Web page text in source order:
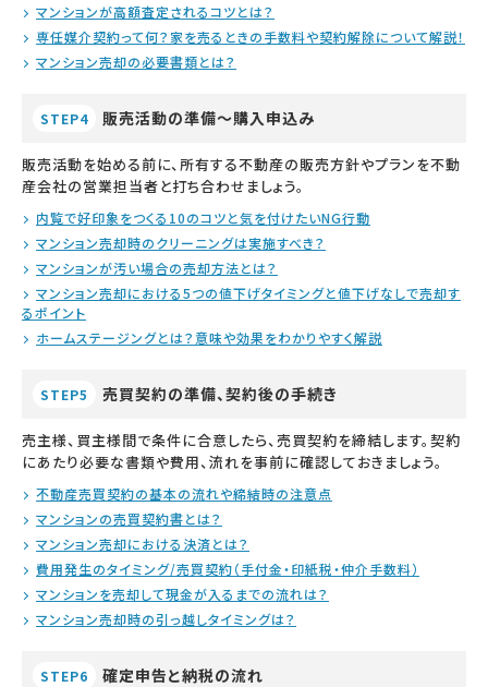
マンションが高額査定されるコツとは？
専任媒介契約って何？家を売るときの手数料や契約解除について解説！
マンション売却の必要書類とは？
STEP4 販売活動の準備～購入申込み
販売活動を始める前に、所有する不動産の販売方針やプランを不動
産会社の営業担当者と打ち合わせましょう。
内覧で好印象をつくる10のコツと気を付けたいNG行動
マンション売却時のクリーニングは実施すべき？
マンションが汚い場合の売却方法とは？
マンション売却における5つの値下げタイミングと値下げなしで売却す
るポイント
ホームステージングとは？意味や効果をわかりやすく解説
STEP5 売買契約の準備、契約後の手続き
売主様、買主様間で条件に合意したら、売買契約を締結します。契約
にあたり必要な書類や費用、流れを事前に確認しておきましょう。
不動産売買契約の基本の流れや締結時の注意点
マンションの売買契約書とは？
マンション売却における決済とは？
費用発生のタイミング/売買契約（手付金・印紙税・仲介手数料）
マンションを売却して現金が入るまでの流れは？
マンション売却時の引っ越しタイミングは？
STEP6 確定申告と納税の流れ